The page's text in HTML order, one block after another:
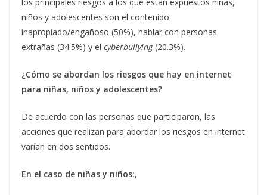
los principales riesgos a los que están expuestos niñas,
niños y adolescentes son el contenido
inapropiado/engañoso (50%), hablar con personas
extrañas (34.5%) y el cyberbullying(20.3%).
¿Cómo se abordan los riesgos que hay en internet
para niñas, niños y adolescentes?
De acuerdo con las personas que participaron, las
acciones que realizan para abordar los riesgos en internet
varían en dos sentidos.
En el caso de niñas y niños:,